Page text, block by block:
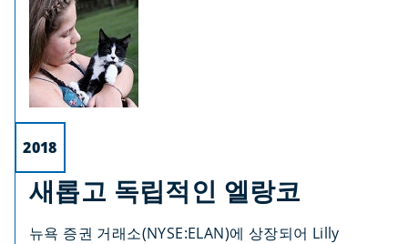
2018
새롭고 독립적인 엘랑코
뉴욕 증권 거래소(NYSE:ELAN)에 상장되어 Lilly